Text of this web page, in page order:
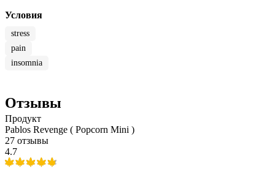
Условия
stress
pain
insomnia
Отзывы
Продукт
Pablos Revenge ( Popcorn Mini )
27 отзывы
4.7